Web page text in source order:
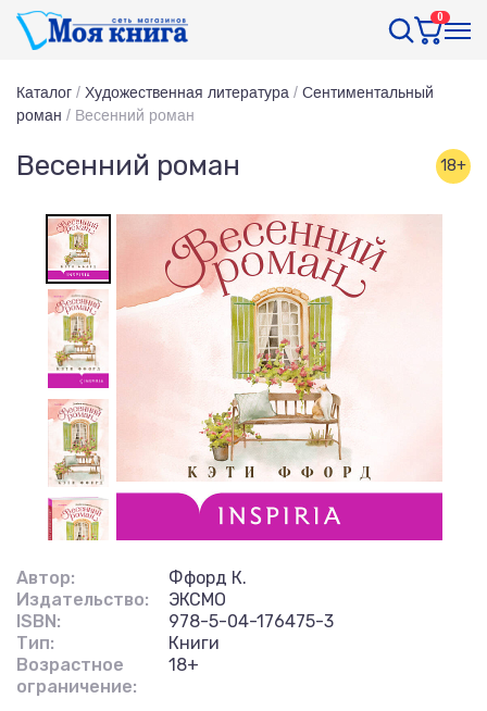
0
Каталог / Художественная литература / Сентиментальный
роман / Весенний роман
Весенний роман 18+
Автор:
Ффорд К.
Издательство:
ЭКСМО
ISBN:
978-5-04-176475-3
Тип:
Книги
Возрастное
ограничение:
18+